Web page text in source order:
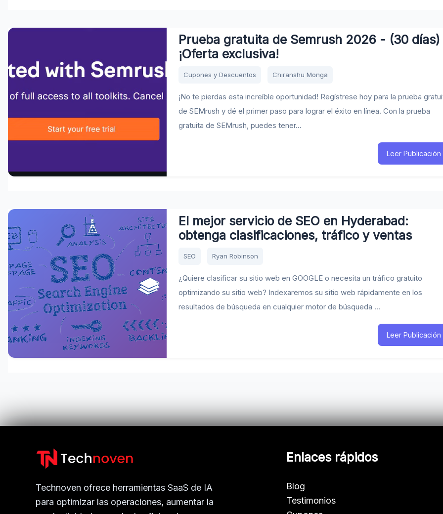
Prueba gratuita de Semrush 2026 - (30 días)
¡Oferta exclusiva!
Cupones y Descuentos Chiranshu Monga
¡No te pierdas esta increíble oportunidad! Regístrese hoy para la prueba
de SEMrush y dé el primer paso para lograr el éxito en línea. Con la prueba
gratuita de SEMrush, puedes tener...
Leer Publicación
El mejor servicio de SEO en Hyderabad:
obtenga clasificaciones, tráfico y ventas
SEO Ryan Robinson
¿Quiere clasificar su sitio web en GOOGLE o necesita un tráfico gratuito
optimizando su sitio web? Indexaremos su sitio web rápidamente en los
resultados de búsqueda en cualquier motor de búsqueda ...
Leer Publicación
Technoven ofrece herramientas SaaS de IA
para optimizar las operaciones, aumentar la
Enlaces rápidos
Blog
Testimonios